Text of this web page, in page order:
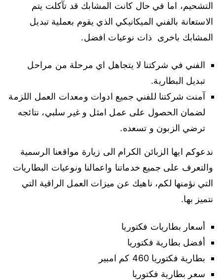
التشحيم، اما في حال كانت المشابك قد تآكلت يتم
الاستعانة بالفني الميكانيكي الذي يقوم بعملية تبديل
المشابك باخرى ذات نوعيات افضل.
الفني في شركتنا لا يتجاهل اي مرحلة من مراحل
تبديل البطارية.
آمنت شركتنا للفني جميع ادوات ومعدات العمل اللزمة
لضمان الحصول على عمل امثل و غير سلبي، نتائجه
ترضي الزبون و تسعده.
ندعوكم ايها الزبائن الكرام الى زيارة مواقعنا الرسمية
والتعرف على جميع خدماتنا واعمالنا ونوعيات البطاريات
التي نؤمنها لكم، ناهيك عن ميزات العمل الراقية التي
نتميز بها.
أسعار بطاريات فكتوريا
أفضل بطارية فكتوريا
بطارية فكتوريا 460 كم امبير
سعر بطارية فكتوريا